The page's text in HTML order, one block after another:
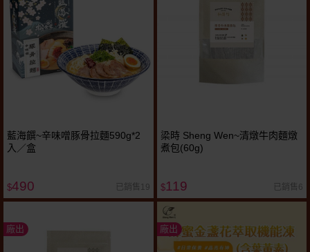
藍海饌~辛味噌豚骨拉麵590g*2
入／盒
$490 已銷售19
梁時 Sheng Wen~清燉牛肉麵燉
煮包(60g)
$119 已銷售6
廠出 廠出